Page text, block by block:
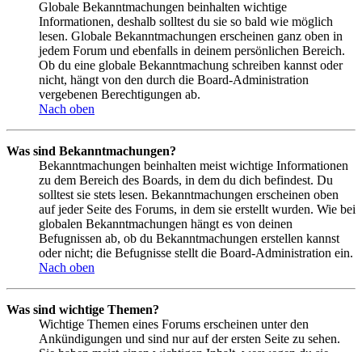
Globale Bekanntmachungen beinhalten wichtige
Informationen, deshalb solltest du sie so bald wie möglich
lesen. Globale Bekanntmachungen erscheinen ganz oben in
jedem Forum und ebenfalls in deinem persönlichen Bereich.
Ob du eine globale Bekanntmachung schreiben kannst oder
nicht, hängt von den durch die Board-Administration
vergebenen Berechtigungen ab.
Nach oben
Was sind Bekanntmachungen?
Bekanntmachungen beinhalten meist wichtige Informationen
zu dem Bereich des Boards, in dem du dich befindest. Du
solltest sie stets lesen. Bekanntmachungen erscheinen oben
auf jeder Seite des Forums, in dem sie erstellt wurden. Wie bei
globalen Bekanntmachungen hängt es von deinen
Befugnissen ab, ob du Bekanntmachungen erstellen kannst
oder nicht; die Befugnisse stellt die Board-Administration ein.
Nach oben
Was sind wichtige Themen?
Wichtige Themen eines Forums erscheinen unter den
Ankündigungen und sind nur auf der ersten Seite zu sehen.